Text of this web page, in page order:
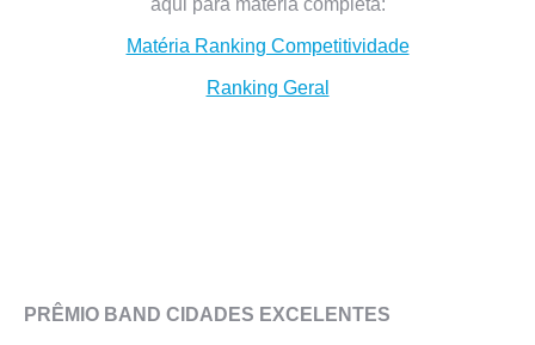
aqui para matéria completa:
Matéria Ranking Competitividade
Ranking Geral
PRÊMIO BAND CIDADES EXCELENTES